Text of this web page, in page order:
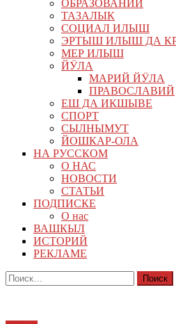
ОБРАЗОВАНИЙ
ТАЗАЛЫК
СОЦИАЛ ИЛЫШ
ЭРТЫШ ИЛЫШ ДА
МЕР ИЛЫШ
ЙӰЛА
МАРИЙ ЙӰЛА
ПРАВОСЛАВИЙ
ЕШ ДА ИКШЫВЕ
СПОРТ
СЫЛНЫМУТ
ЙОШКАР-ОЛА
НА РУССКОМ
О НАС
НОВОСТИ
СТАТЬИ
ПОДПИСКЕ
О нас
ВАШКЫЛ
ИСТОРИЙ
РЕКЛАМЕ
Найти: